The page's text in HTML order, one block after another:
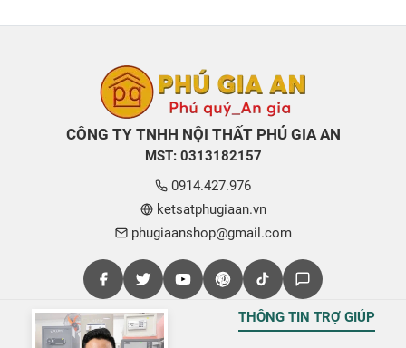
CÔNG TY TNHH NỘI THẤT PHÚ GIA AN
MST: 0313182157
0914.427.976
ketsatphugiaan.vn
phugiaanshop@gmail.com
THÔNG TIN TRỢ GIÚP